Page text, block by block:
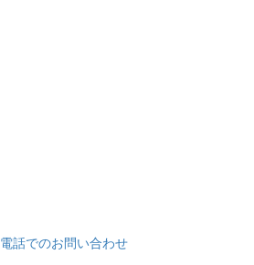
電話でのお問い合わせ